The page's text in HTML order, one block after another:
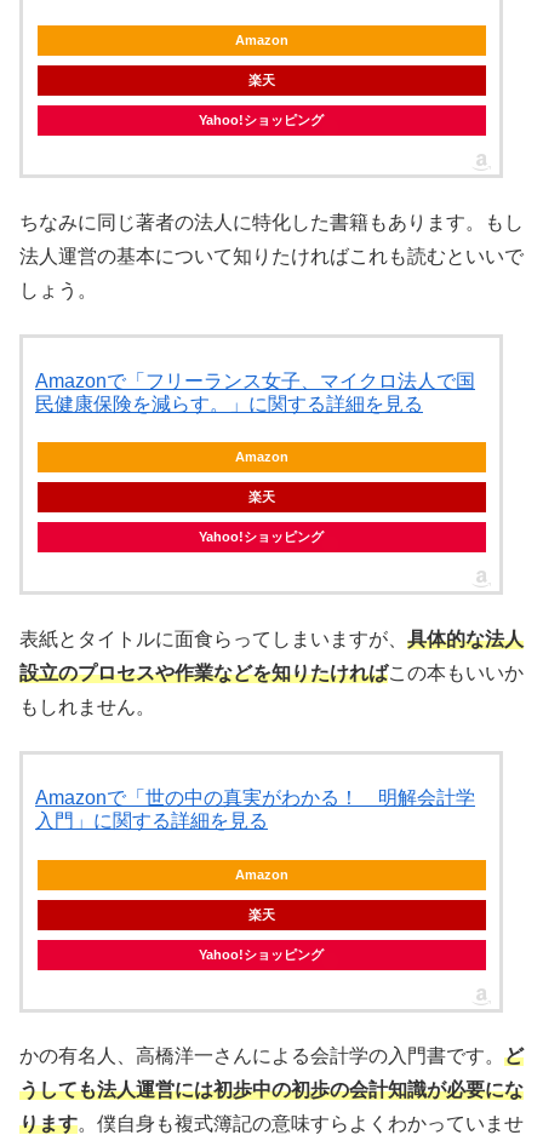
Amazon
楽天
Yahoo!ショッピング
ちなみに同じ著者の法人に特化した書籍もあります。もし
法人運営の基本について知りたければこれも読むといいで
しょう。
Amazonで「フリーランス女子、マイクロ法人で国
民健康保険を減らす。」に関する詳細を見る
Amazon
楽天
Yahoo!ショッピング
表紙とタイトルに面食らってしまいますが、 具体的な法人
設立のプロセスや作業などを知りたければこの本もいいか
もしれません。
Amazonで「世の中の真実がわかる！ 明解会計学
入門」に関する詳細を見る
Amazon
楽天
Yahoo!ショッピング
かの有名人、高橋洋一さんによる会計学の入門書です。 ど
うしても法人運営には初歩中の初歩の会計知識が必要にな
ります。僕自身も複式簿記の意味すらよくわかっていませ